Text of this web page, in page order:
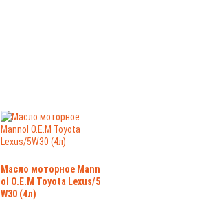
Масло моторное Mann
ol O.E.M Toyota Lexus/5
W30 (4л)